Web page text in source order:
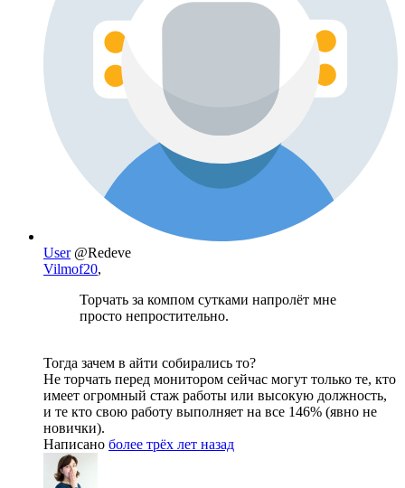
User @Redeve
Vilmof20,
Торчать за компом сутками напролёт мне
просто непростительно.
Тогда зачем в айти собирались то?
Не торчать перед монитором сейчас могут только те, кто
имеет огромный стаж работы или высокую должность,
и те кто свою работу выполняет на все 146% (явно не
новички).
Написано более трёх лет назад